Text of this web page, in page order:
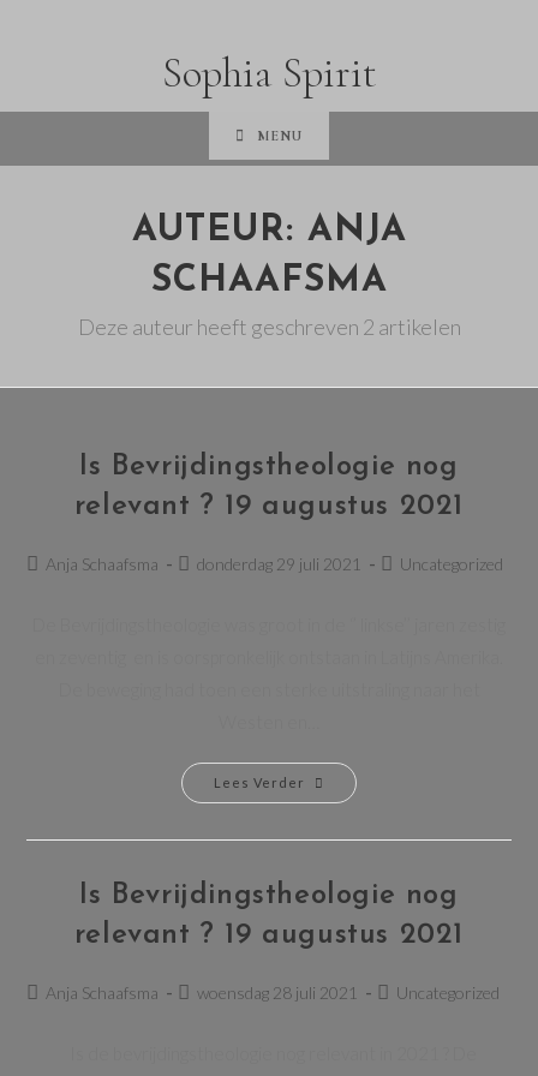
Sophia Spirit
MENU
AUTEUR: ANJA
SCHAAFSMA
Deze auteur heeft geschreven 2 artikelen
Is Bevrijdingstheologie nog
relevant ? 19 augustus 2021
Anja Schaafsma donderdag 29 juli 2021 Uncategorized
Lees Verder
Is Bevrijdingstheologie nog
relevant ? 19 augustus 2021
Anja Schaafsma woensdag 28 juli 2021 Uncategorized